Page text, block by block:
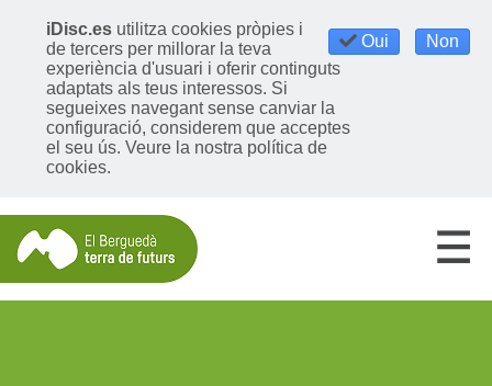
Oui Non
iDisc.es utilitza cookies pròpies i
de tercers per millorar la teva
experiència d'usuari i oferir continguts
adaptats als teus interessos. Si
segueixes navegant sense canviar la
configuració, considerem que acceptes
el seu ús. Veure la nostra política de
cookies.